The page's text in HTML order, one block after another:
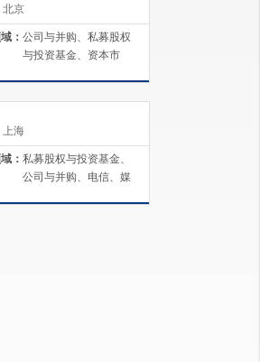
北京
： 公司与并购、私募股权
与投资基金、资本市
上海
： 私募股权与投资基金、
公司与并购、电信、媒